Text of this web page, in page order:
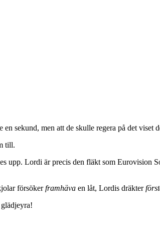
sekund, men att de skulle regera på det viset
till.
upp. Lordi är precis den fläkt som
försökerframhäva en låt, Lordis dräkter